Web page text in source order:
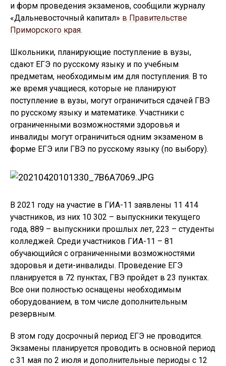
и форм проведения экзаменов, сообщили журналу
«Дальневосточный капитал» в Правительстве
Приморского края.
Школьники, планирующие поступление в вузы,
сдают ЕГЭ по русскому языку и по учебным
предметам, необходимым им для поступления. В то
же время учащиеся, которые не планируют
поступление в вузы, могут ограничиться сдачей ГВЭ
по русскому языку и математике. Участники с
ограниченными возможностями здоровья и
инвалиды могут ограничиться одним экзаменом в
форме ЕГЭ или ГВЭ по русскому языку (по выбору).
В 2021 году на участие в ГИА-11 заявлены 11 414
участников, из них 10 302 – выпускники текущего
года, 889 – выпускники прошлых лет, 223 – студенты
колледжей. Среди участников ГИА-11 – 81
обучающийся с ограниченными возможностями
здоровья и дети-инвалиды. Проведение ЕГЭ
планируется в 72 пунктах, ГВЭ пройдет в 23 пунктах.
Все они полностью оснащены необходимым
оборудованием, в том числе дополнительным
резервным.
В этом году досрочный период ЕГЭ не проводится.
Экзамены планируется проводить в основной период
с 31 мая по 2 июля и дополнительные периоды с 12